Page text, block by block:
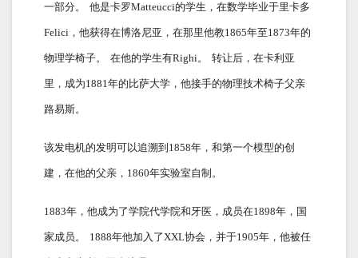
一部分。 他是卡罗Matteucci的学生，在数学毕业于里卡多
Felici，他获得在博洛尼亚，在那里他教1865年至1873年的
物理学椅子。 在他的学生有Righi。 转让后，在卡利亚
里，成为1881年的比萨大学，他接手的物理技术椅子父亲
路易斯。
该发电机的发明可以追溯到1858年，和第一个模型的创
建，在他的父亲，1860年实验室自制。
1883年，他成为了学院代学院和牙医，成员在1898年，国
家成员。 1888年他加入了XXL协会，并于1905年，他被任